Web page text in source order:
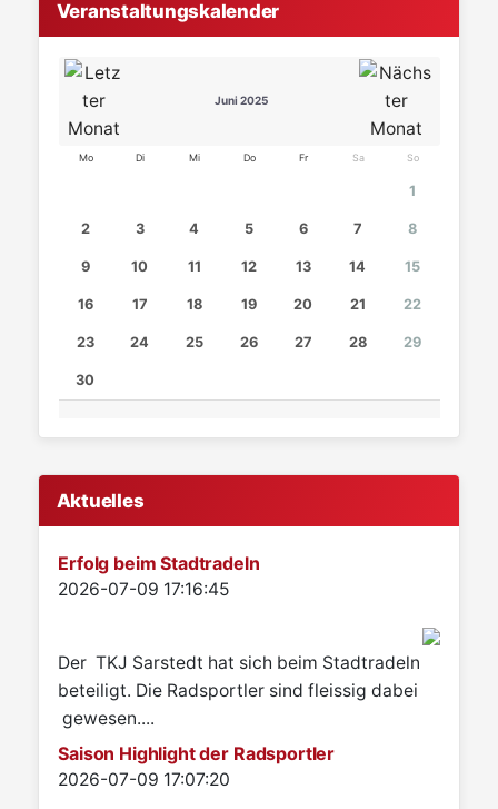
Veranstaltungskalender
Juni 2025
Mo Di Mi Do Fr Sa So
1
2 3 4 5 6 7 8
9 10 11 12 13 14 15
16 17 18 19 20 21 22
23 24 25 26 27 28 29
30
Aktuelles
Erfolg beim Stadtradeln
Details
2026-07-09 17:16:45
Der TKJ Sarstedt hat sich beim Stadtradeln
beteiligt. Die Radsportler sind fleissig dabei
gewesen....
Saison Highlight der Radsportler
Details
2026-07-09 17:07:20